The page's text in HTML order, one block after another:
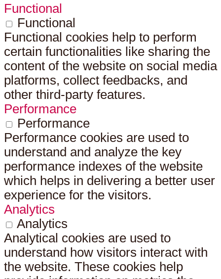
Functional
Functional
Functional cookies help to perform
certain functionalities like sharing the
content of the website on social media
platforms, collect feedbacks, and
other third-party features.
Performance
Performance
Performance cookies are used to
understand and analyze the key
performance indexes of the website
which helps in delivering a better user
experience for the visitors.
Analytics
Analytics
Analytical cookies are used to
understand how visitors interact with
the website. These cookies help